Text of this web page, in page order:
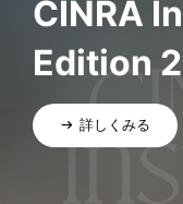
CINRA
Edition
詳しくみる